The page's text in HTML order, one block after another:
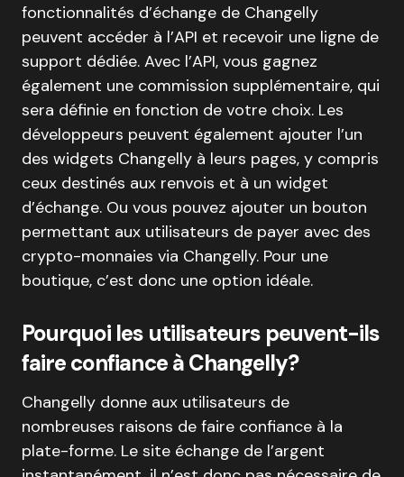
fonctionnalités d’échange de Changelly
peuvent accéder à l’API et recevoir une ligne de
support dédiée. Avec l’API, vous gagnez
également une commission supplémentaire, qui
sera définie en fonction de votre choix. Les
développeurs peuvent également ajouter l’un
des widgets Changelly à leurs pages, y compris
ceux destinés aux renvois et à un widget
d’échange. Ou vous pouvez ajouter un bouton
permettant aux utilisateurs de payer avec des
crypto-monnaies via Changelly. Pour une
boutique, c’est donc une option idéale.
Pourquoi les utilisateurs peuvent-ils
faire confiance à Changelly?
Changelly donne aux utilisateurs de
nombreuses raisons de faire confiance à la
plate-forme. Le site échange de l’argent